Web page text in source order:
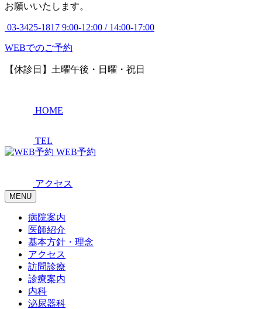
お願いいたします。
03-3425-1817 9:00-12:00 / 14:00-17:00
WEBでのご予約
【休診日】土曜午後・日曜・祝日
HOME
TEL
WEB予約
アクセス
MENU
病院案内
医師紹介
基本方針・理念
アクセス
訪問診療
診療案内
内科
泌尿器科